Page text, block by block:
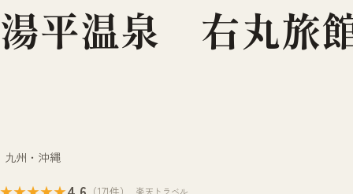
湯平温泉 右丸旅
九州・沖縄
（171件） 楽天トラベル